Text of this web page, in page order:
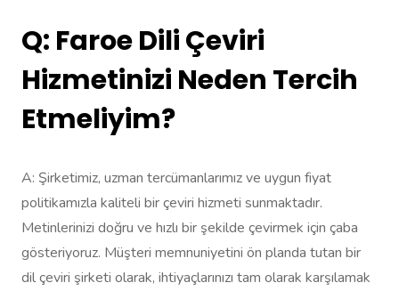
Q: Faroe Dili Çeviri
Hizmetinizi Neden Tercih
Etmeliyim?
A: Şirketimiz, uzman tercümanlarımız ve uygun fiyat
politikamızla kaliteli bir çeviri hizmeti sunmaktadır.
Metinlerinizi doğru ve hızlı bir şekilde çevirmek için çaba
gösteriyoruz. Müşteri memnuniyetini ön planda tutan bir
dil çeviri şirketi olarak, ihtiyaçlarınızı tam olarak karşılamak